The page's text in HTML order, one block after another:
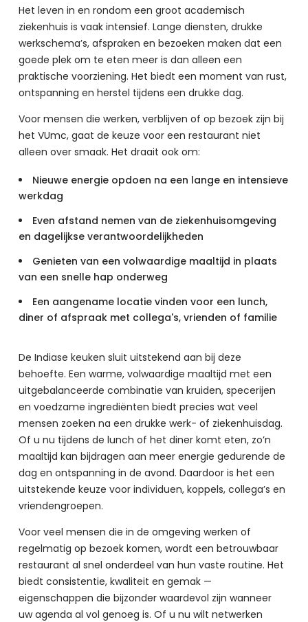
Het leven in en rondom een groot academisch
ziekenhuis is vaak intensief. Lange diensten, drukke
werkschema’s, afspraken en bezoeken maken dat een
goede plek om te eten meer is dan alleen een
praktische voorziening. Het biedt een moment van rust,
ontspanning en herstel tijdens een drukke dag.
Voor mensen die werken, verblijven of op bezoek zijn bij
het VUmc, gaat de keuze voor een restaurant niet
alleen over smaak. Het draait ook om:
Nieuwe energie opdoen na een lange en intensieve
werkdag
Even afstand nemen van de ziekenhuisomgeving
en dagelijkse verantwoordelijkheden
Genieten van een volwaardige maaltijd in plaats
van een snelle hap onderweg
Een aangename locatie vinden voor een lunch,
diner of afspraak met collega's, vrienden of familie
De Indiase keuken sluit uitstekend aan bij deze
behoefte. Een warme, volwaardige maaltijd met een
uitgebalanceerde combinatie van kruiden, specerijen
en voedzame ingrediënten biedt precies wat veel
mensen zoeken na een drukke werk- of ziekenhuisdag.
Of u nu tijdens de lunch of het diner komt eten, zo’n
maaltijd kan bijdragen aan meer energie gedurende de
dag en ontspanning in de avond. Daardoor is het een
uitstekende keuze voor individuen, koppels, collega’s en
vriendengroepen.
Voor veel mensen die in de omgeving werken of
regelmatig op bezoek komen, wordt een betrouwbaar
restaurant al snel onderdeel van hun vaste routine. Het
biedt consistentie, kwaliteit en gemak —
eigenschappen die bijzonder waardevol zijn wanneer
uw agenda al vol genoeg is. Of u nu wilt netwerken